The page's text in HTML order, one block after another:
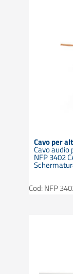
Cavo per
Cavo
NFP 3402
Cod: NFP